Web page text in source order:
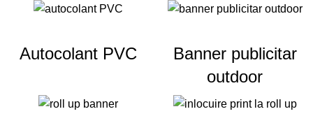
Autocolant PVC
Banner publicitar
outdoor